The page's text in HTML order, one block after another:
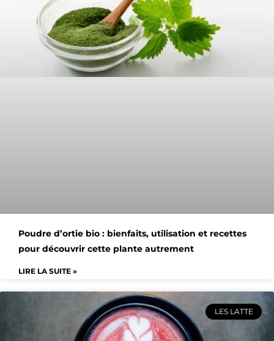
Poudre d’ortie bio : bienfaits, utilisation et recettes
pour découvrir cette plante autrement
LIRE LA SUITE »
LES LATTE